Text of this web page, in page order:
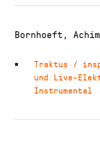
Bornhoeft,
Traktus /
und Live-
Instrumental